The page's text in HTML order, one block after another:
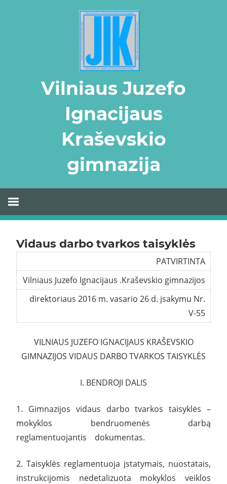
Vilniaus Juzefo
Ignacijaus
Kraševskio
gimnazija
Vidaus darbo tvarkos taisyklės
PATVIRTINTA
Vilniaus Juzefo Ignacijaus .Kraševskio gimnazijos
direktoriaus 2016 m. vasario 26 d. įsakymu Nr.
V-55
VILNIAUS JUZEFO IGNACIJAUS KRAŠEVSKIO
GIMNAZIJOS VIDAUS DARBO TVARKOS TAISYKLĖS
I. BENDROJI DALIS
1. Gimnazijos vidaus darbo tvarkos taisyklės –
mokyklos bendruomenės darbą
reglamentuojantis dokumentas.
2. Taisyklės reglamentuoja įstatymais, nuostatais,
instrukcijomis nedetalizuota mokyklos veiklos